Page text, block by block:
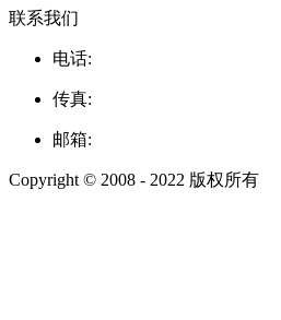
联系我们
电话:
传真:
邮箱:
Copyright © 2008 - 2022 版权所有